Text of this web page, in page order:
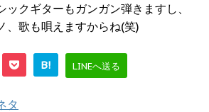
クギターもガンガン弾きますし、
、歌も唄えますからね(笑)
B! LINEへ送る
タ